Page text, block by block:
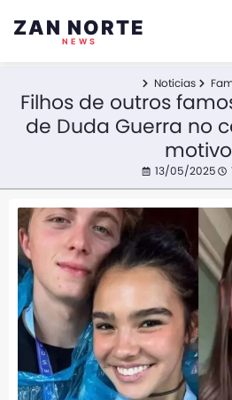
ZAN NORTE
NEWS
Noticias
Filhos de outros
de Duda Guerra no
motivo
13/05/2025